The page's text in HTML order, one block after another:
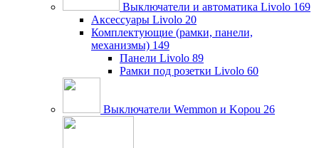
Выключатели и автоматика Livolo 169
Аксессуары Livolo 20
Комплектующие (рамки, панели,
механизмы) 149
Панели Livolo 89
Рамки под розетки Livolo 60
Выключатели Wemmon и Kopou 26